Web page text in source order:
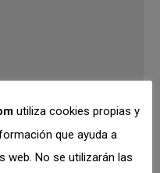
utiliza cookies propias y
que ayuda a
web. No se utilizarán las